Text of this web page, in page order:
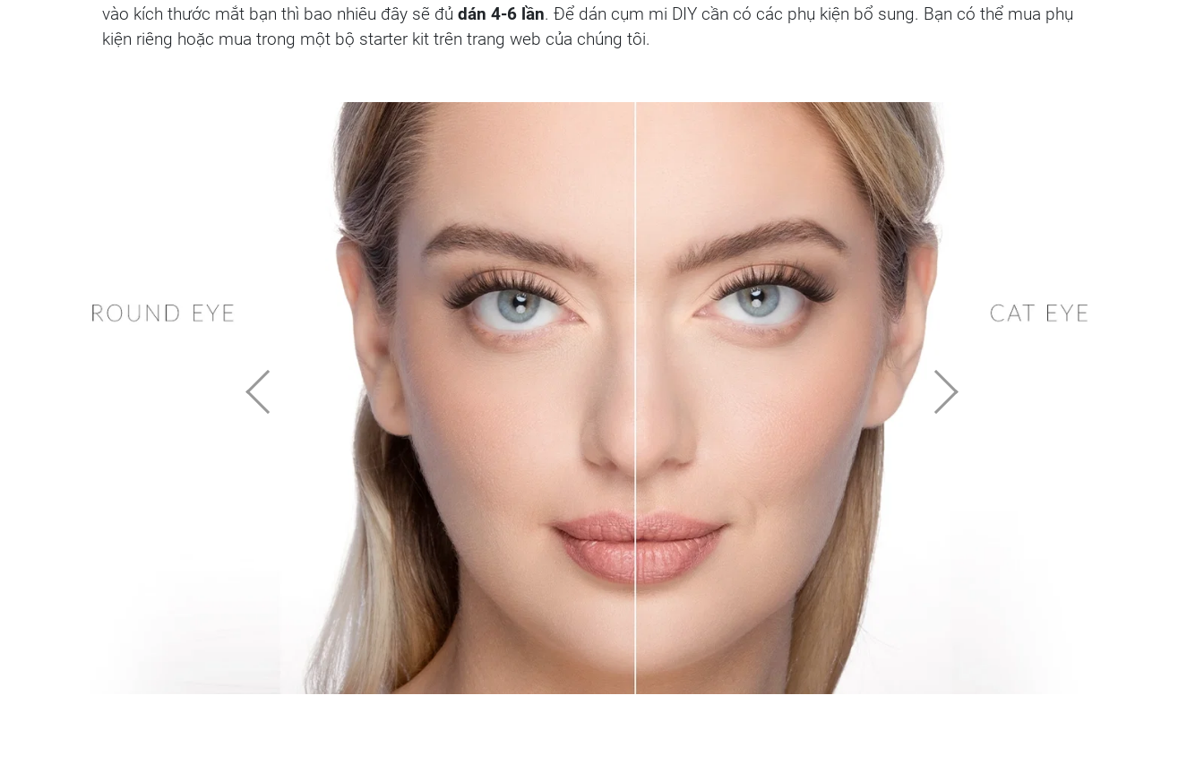
vào kích thước mắt bạn thì bao nhiêu đây sẽ đủ dán 4-6 lần. Để dán cụm mi DIY cần có các phụ kiện bổ sung. Bạn có thể mua phụ
kiện riêng hoặc mua trong một bộ starter kit trên trang web của chúng tôi.